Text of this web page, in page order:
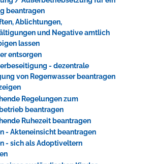
Wasserfällen, das rauschende Meer im
lieber die pure Entspannung auf der
beantragen
Ablichtungen,
und Negative amtlich
lassen
entsorgen
- dezentrale
von Regenwasser beantragen
Regelungen zum
beantragen
Ruhezeit beantragen
- Akteneinsicht beantragen
- sich als Adoptiveltern